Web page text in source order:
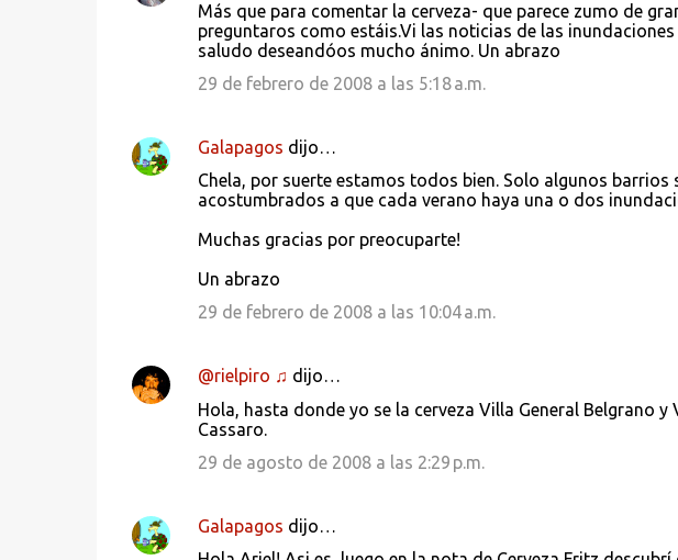
Más que para comentar la cerveza- que parece zumo de
preguntaros como estáis.Vi las noticias de las
saludo deseandóos mucho ánimo. Un abrazo
29 de febrero de 2008 a las 5:18 a.m.
Galapagos dijo…
Chela, por suerte estamos todos bien. Solo algunos barrios
acostumbrados a que cada verano haya una o dos
Muchas gracias por preocuparte!
Un abrazo
29 de febrero de 2008 a las 10:04 a.m.
@rielpiro ♫ dijo…
Hola, hasta donde yo se la cerveza Villa General Belgrano
Cassaro.
29 de agosto de 2008 a las 2:29 p.m.
Galapagos dijo…